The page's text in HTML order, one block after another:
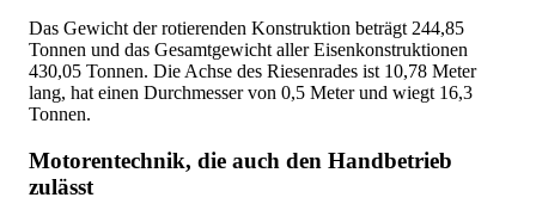
Das Gewicht der rotierenden Konstruktion beträgt 244,85
Tonnen und das Gesamtgewicht aller Eisenkonstruktionen
430,05 Tonnen. Die Achse des Riesenrades ist 10,78 Meter
lang, hat einen Durchmesser von 0,5 Meter und wiegt 16,3
Tonnen.
Motorentechnik, die auch den Handbetrieb
zulässt